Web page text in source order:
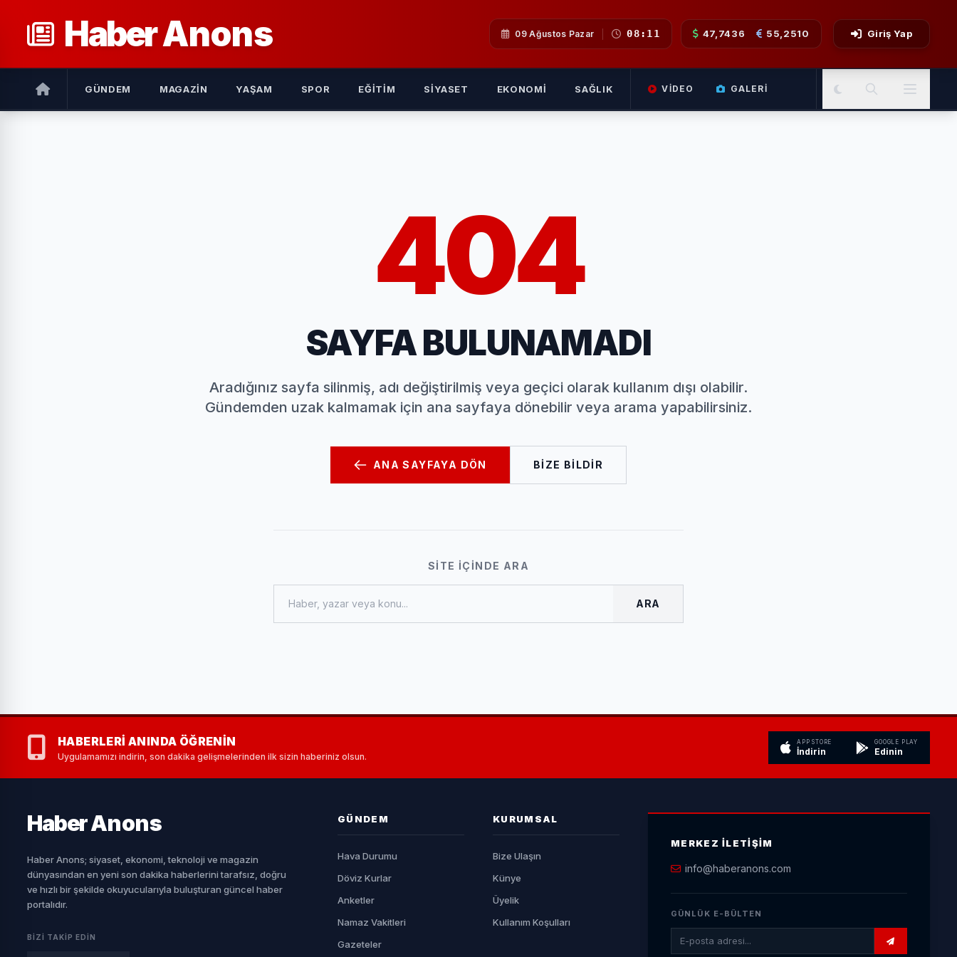
HaberAnons 09 Ağustos Pazar 08:11 47,7436 55,2510 Giriş Yap
GÜNDEM MAGAZIN YAŞAM SPOR EĞITIM SIYASET EKONOMI SAĞLIK VIDEO GALERI
404
SAYFA BULUNAMADI
Aradığınız sayfa silinmiş, adı değiştirilmiş veya geçici olarak kullanım dışı olabilir.
Gündemden uzak kalmamak için ana sayfaya dönebilir veya arama yapabilirsiniz.
ANA SAYFAYA DÖN BIZE BILDIR
SITE İÇINDE ARA
ARA
HABERLERI ANINDA ÖĞRENIN
Uygulamamızı indirin, son dakika gelişmelerinden ilk sizin haberiniz olsun.
APP STORE
İndirin
GOOGLE PLAY
Edinin
HaberAnons
Haber Anons; siyaset, ekonomi, teknoloji ve magazin
dünyasından en yeni son dakika haberlerini tarafsız, doğru
ve hızlı bir şekilde okuyucularıyla buluşturan güncel haber
portalıdır.
BIZI TAKIP EDIN
GÜNDEM
Hava Durumu
Döviz Kurlar
Anketler
Namaz Vakitleri
Gazeteler
KURUMSAL
Bize Ulaşın
Künye
Üyelik
Kullanım Koşulları
MERKEZ İLETIŞIM
info@haberanons.com
GÜNLÜK E-BÜLTEN